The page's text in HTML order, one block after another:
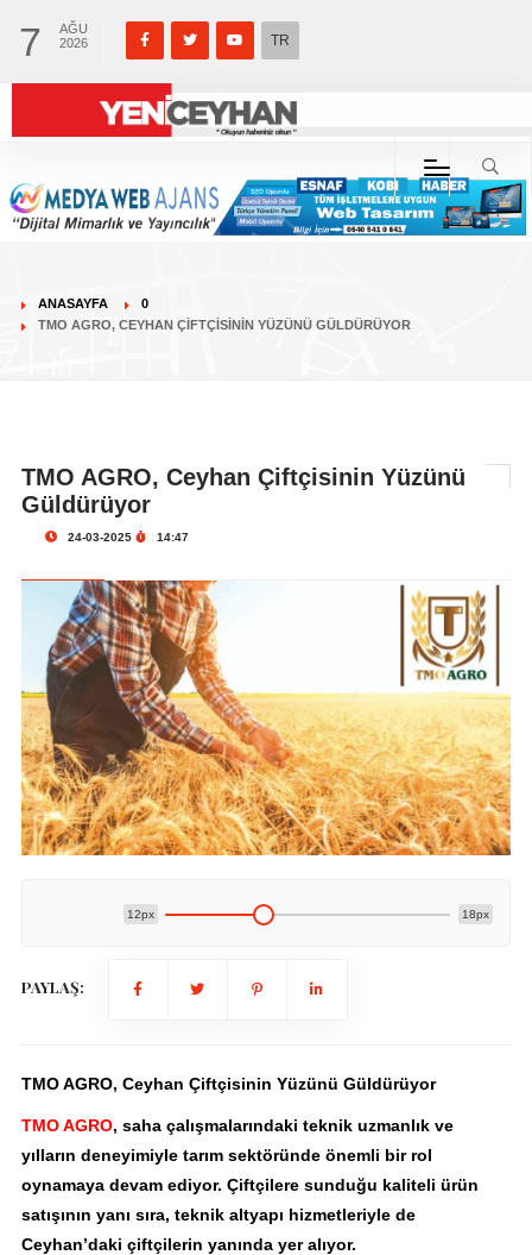
7
AĞU
2026
TR
ANASAYFA
0
TMO AGRO, CEYHAN ÇIFTÇISININ YÜZÜNÜ GÜLDÜRÜYOR
TMO AGRO, Ceyhan Çiftçisinin Yüzünü
Güldürüyor
24-03-2025 14:47
12px 18px
PAYLAŞ:
TMO AGRO, Ceyhan Çiftçisinin Yüzünü Güldürüyor
TMO AGRO, saha çalışmalarındaki teknik uzmanlık ve
yılların deneyimiyle tarım sektöründe önemli bir rol
oynamaya devam ediyor. Çiftçilere sunduğu kaliteli ürün
satışının yanı sıra, teknik altyapı hizmetleriyle de
Ceyhan’daki çiftçilerin yanında yer alıyor.